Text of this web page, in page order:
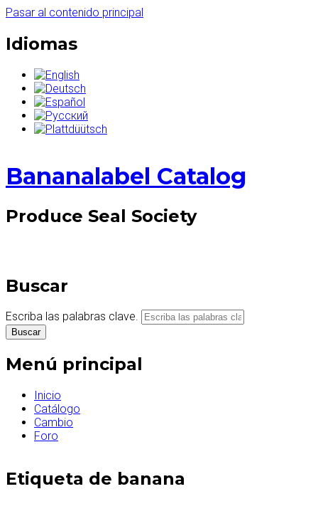
Pasar al contenido principal
Idiomas
Bananalabel Catalog
Produce Seal Society
Buscar
Escriba las palabras clave.
Menú principal
Inicio
Catálogo
Cambio
Foro
Etiqueta de banana